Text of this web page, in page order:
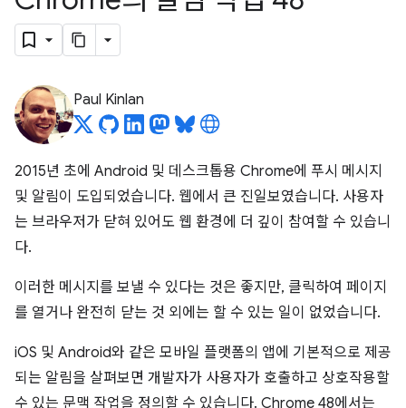
Paul Kinlan
2015년 초에 Android 및 데스크톱용 Chrome에 푸시 메시지
및 알림이 도입되었습니다. 웹에서 큰 진일보였습니다. 사용자
는 브라우저가 닫혀 있어도 웹 환경에 더 깊이 참여할 수 있습니
다.
이러한 메시지를 보낼 수 있다는 것은 좋지만, 클릭하여 페이지
를 열거나 완전히 닫는 것 외에는 할 수 있는 일이 없었습니다.
iOS 및 Android와 같은 모바일 플랫폼의 앱에 기본적으로 제공
되는 알림을 살펴보면 개발자가 사용자가 호출하고 상호작용할
수 있는 문맥 작업을 정의할 수 있습니다. Chrome 48에서는